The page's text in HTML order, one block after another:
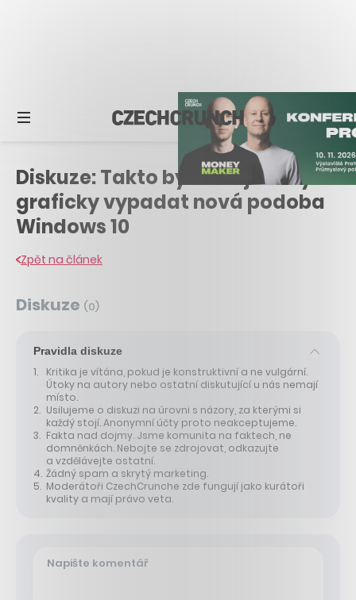
Diskuze: Takto by měla již brzy
graficky vypadat nová podoba
Windows 10
Zpět na článek
Diskuze (0)
Pravidla diskuze
Kritika je vítána, pokud je konstruktivní a ne vulgární.
Útoky na autory nebo ostatní diskutující u nás nemají
místo.
Usilujeme o diskuzi na úrovni s názory, za kterými si
každý stojí. Anonymní účty proto neakceptujeme.
Fakta nad dojmy. Jsme komunita na faktech, ne
domněnkách. Nebojte se zdrojovat, odkazujte
a vzdělávejte ostatní.
Žádný spam a skrytý marketing.
Moderátoři CzechCrunche zde fungují jako kurátoři
kvality a mají právo veta.